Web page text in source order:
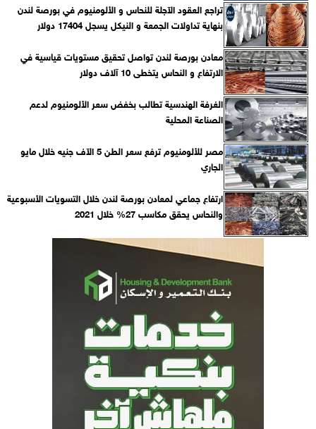
تراجع العقود الآجلة للنحاس و الألومنيوم في بورصة لندن
بنهاية تداولات الجمعة و النيكل يسجل 17404 دولار
معادن بورصة لندن تواصل تحقيق مستويات قياسية في
الارتفاع و النحاس يتخطى 10 آلاف دولار
الغرفة الهندسية تطالب بخفض سعر الألومنيوم لدعم
الصناعة المحلية
مصر للألومنيوم ترفع سعر الطن 5 الآف جنيه خلال مايو
الجاري
ارتفاع جماعي لمعادن بورصة لندن خلال التسويات الأسبوعية
والنحاس يحقق مكاسب 27% خلال 2021